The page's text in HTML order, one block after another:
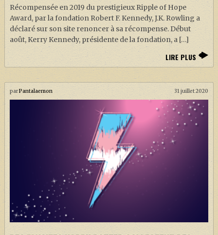
Récompensée en 2019 du prestigieux Ripple of Hope
Award, par la fondation Robert F. Kennedy, J.K. Rowling a
déclaré sur son site renoncer à sa récompense. Début
août, Kerry Kennedy, présidente de la fondation, a […]
LIRE PLUS
parPantalaemon 31 juillet 2020